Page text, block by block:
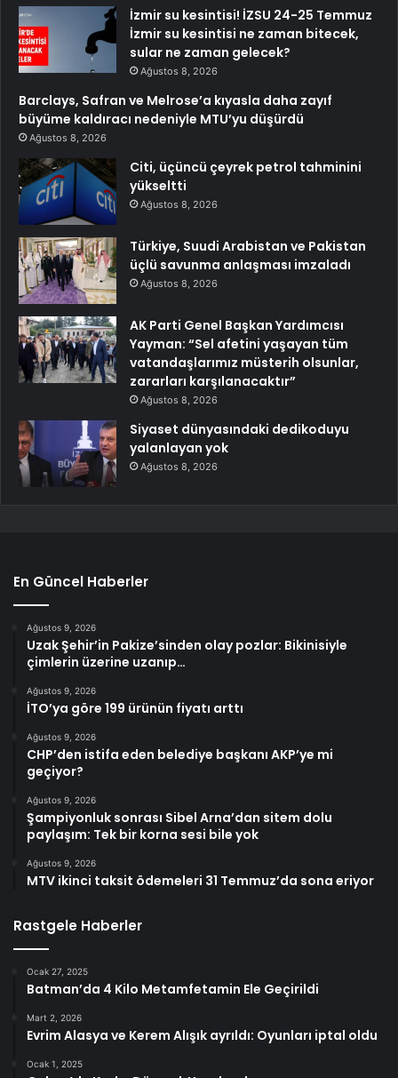
İzmir su kesintisi! İZSU 24-25 Temmuz
İzmir su kesintisi ne zaman bitecek,
sular ne zaman gelecek?
Ağustos 8, 2026
Barclays, Safran ve Melrose’a kıyasla daha zayıf
büyüme kaldıracı nedeniyle MTU’yu düşürdü
Ağustos 8, 2026
Citi, üçüncü çeyrek petrol tahminini
yükseltti
Ağustos 8, 2026
Türkiye, Suudi Arabistan ve Pakistan
üçlü savunma anlaşması imzaladı
Ağustos 8, 2026
AK Parti Genel Başkan Yardımcısı
Yayman: “Sel afetini yaşayan tüm
vatandaşlarımız müsterih olsunlar,
zararları karşılanacaktır”
Ağustos 8, 2026
Siyaset dünyasındaki dedikoduyu
yalanlayan yok
Ağustos 8, 2026
En Güncel Haberler
Ağustos 9, 2026
Uzak Şehir’in Pakize’sinden olay pozlar: Bikinisiyle
çimlerin üzerine uzanıp…
Ağustos 9, 2026
İTO’ya göre 199 ürünün fiyatı arttı
Ağustos 9, 2026
CHP’den istifa eden belediye başkanı AKP’ye mi
geçiyor?
Ağustos 9, 2026
Şampiyonluk sonrası Sibel Arna’dan sitem dolu
paylaşım: Tek bir korna sesi bile yok
Ağustos 9, 2026
MTV ikinci taksit ödemeleri 31 Temmuz’da sona eriyor
Rastgele Haberler
Ocak 27, 2025
Batman’da 4 Kilo Metamfetamin Ele Geçirildi
Mart 2, 2026
Evrim Alasya ve Kerem Alışık ayrıldı: Oyunları iptal oldu
Ocak 1, 2025